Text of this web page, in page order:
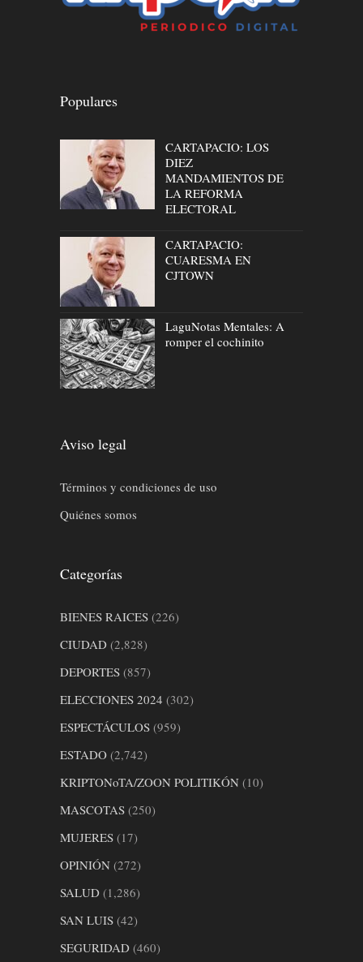
Populares
CARTAPACIO: LOS
DIEZ
MANDAMIENTOS DE
LA REFORMA
ELECTORAL
CARTAPACIO:
CUARESMA EN
CJTOWN
LaguNotas Mentales: A
romper el cochinito
Aviso legal
Términos y condiciones de uso
Quiénes somos
Categorías
BIENES RAICES (226)
CIUDAD (2,828)
DEPORTES (857)
ELECCIONES 2024 (302)
ESPECTÁCULOS (959)
ESTADO (2,742)
KRIPTONoTA/ZOON POLITIKÓN (10)
MASCOTAS (250)
MUJERES (17)
OPINIÓN (272)
SALUD (1,286)
SAN LUIS (42)
SEGURIDAD (460)